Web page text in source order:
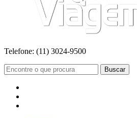
Telefone: (11) 3024-9500
Buscar